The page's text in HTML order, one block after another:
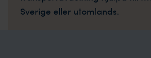
Sverige eller utomlands.